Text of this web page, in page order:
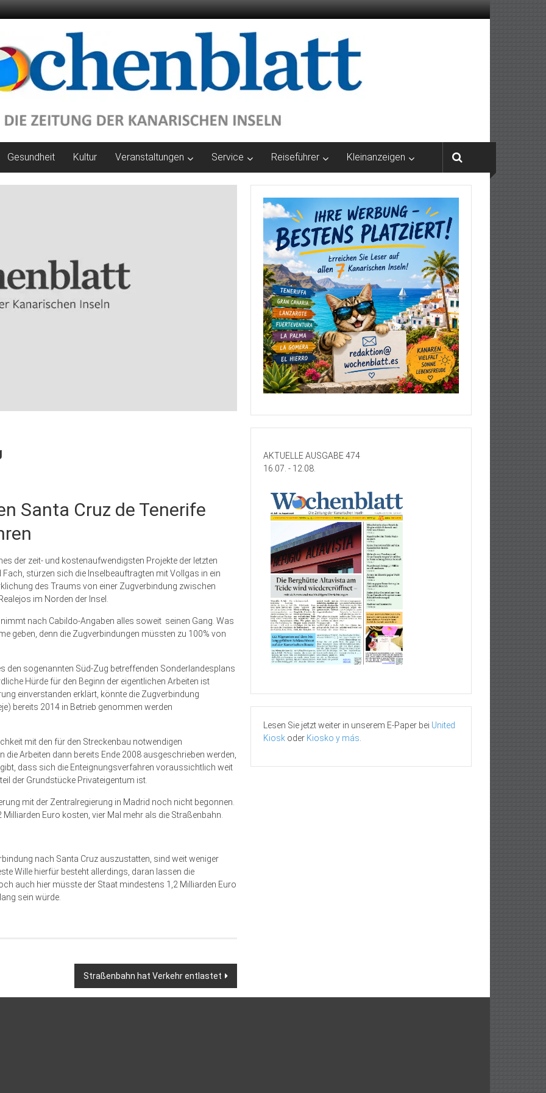
Gesundheit Kultur Veranstaltungen Service Reiseführer Kleinanzeigen
Santa Cruz de Tenerife
der zeit- und kostenaufwendigsten Projekte der letzten
stürzen sich die Inselbeauftragten mit Vollgas in ein
des Traums von einer Zugverbindung zwischen
im Norden der Insel.
nach Cabildo-Angaben alles soweit seinen Gang. Was
geben, denn die Zugverbindungen müssten zu 100% von
den sogenannten Süd-Zug betreffenden Sonderlandesplans
Hürde für den Beginn der eigentlichen Arbeiten ist
einverstanden erklärt, könnte die Zugverbindung
bereits 2014 in Betrieb genommen werden
mit den für den Streckenbau notwendigen
Arbeiten dann bereits Ende 2008 ausgeschrieben werden,
dass sich die Enteignungsverfahren voraussichtlich weit
der Grundstücke Privateigentum ist.
mit der Zentralregierung in Madrid noch nicht begonnen.
Euro kosten, vier Mal mehr als die Straßenbahn.
nach Santa Cruz auszustatten, sind weit weniger
Wille hierfür besteht allerdings, daran lassen die
auch hier müsste der Staat mindestens 1,2 Milliarden Euro
sein würde.
Straßenbahn hat Verkehr entlastet
AKTUELLE AUSGABE 474
16.07. - 12.08.
Lesen Sie jetzt weiter in unserem E-Paper bei United
Kiosk oder Kiosko y más